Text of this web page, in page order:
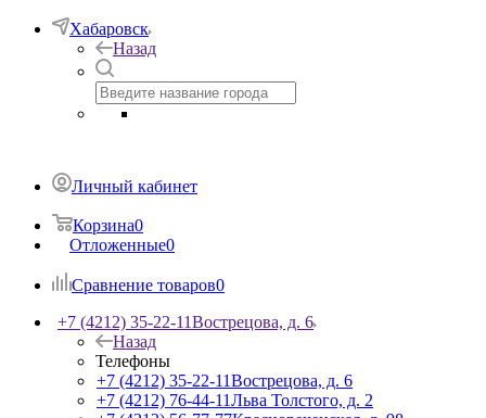
Хабаровск
Назад
Личный кабинет
Корзина0
Отложенные0
Сравнение товаров0
+7 (4212) 35-22-11Вострецова, д. 6
Назад
Телефоны
+7 (4212) 35-22-11Вострецова, д. 6
+7 (4212) 76-44-11Льва Толстого, д. 2